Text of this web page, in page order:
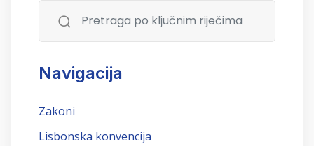
Navigacija
Zakoni
Lisbonska konvencija